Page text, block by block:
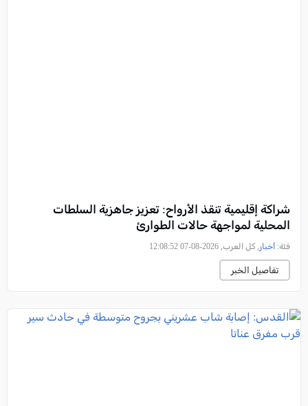
شراكة إقليمية تنقذ الأرواح: تعزيز جاهزية السلطات
المحلية لمواجهة حالات الطوارئ
فئة: أخبار , كل العرب, 2026-08-07 12:08:52
تفاصيل الخبر